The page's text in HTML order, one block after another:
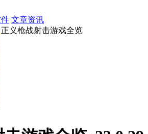
文章资讯
正义枪战射击游戏全览